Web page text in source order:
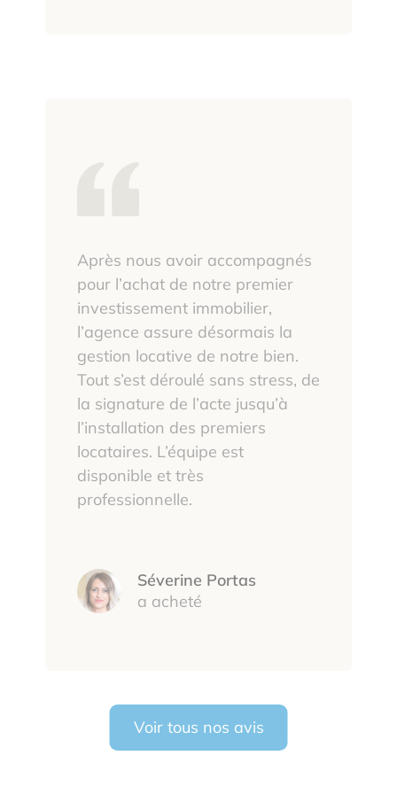
Après nous avoir accompagnés
pour l’achat de notre premier
investissement immobilier,
l’agence assure désormais la
gestion locative de notre bien.
Tout s’est déroulé sans stress, de
la signature de l’acte jusqu’à
l’installation des premiers
locataires. L’équipe est
disponible et très
professionnelle.
Séverine Portas
a acheté
Voir tous nos avis